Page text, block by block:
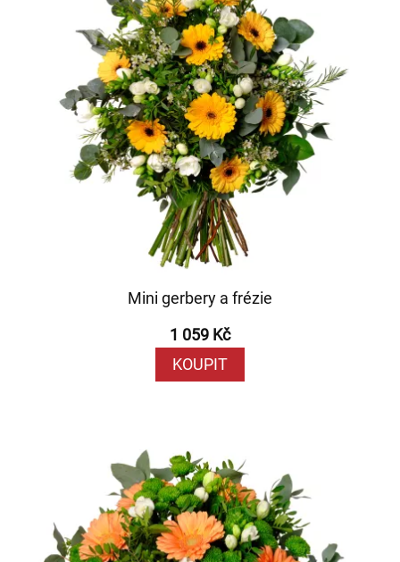
Mini gerbery a frézie
1 059 Kč
KOUPIT